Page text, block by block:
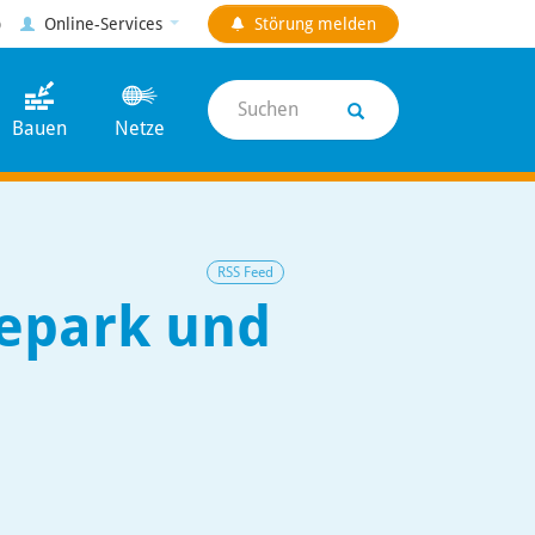
Online-Services Störung melden
Bauen Netze
Suchen
RSS Feed
und